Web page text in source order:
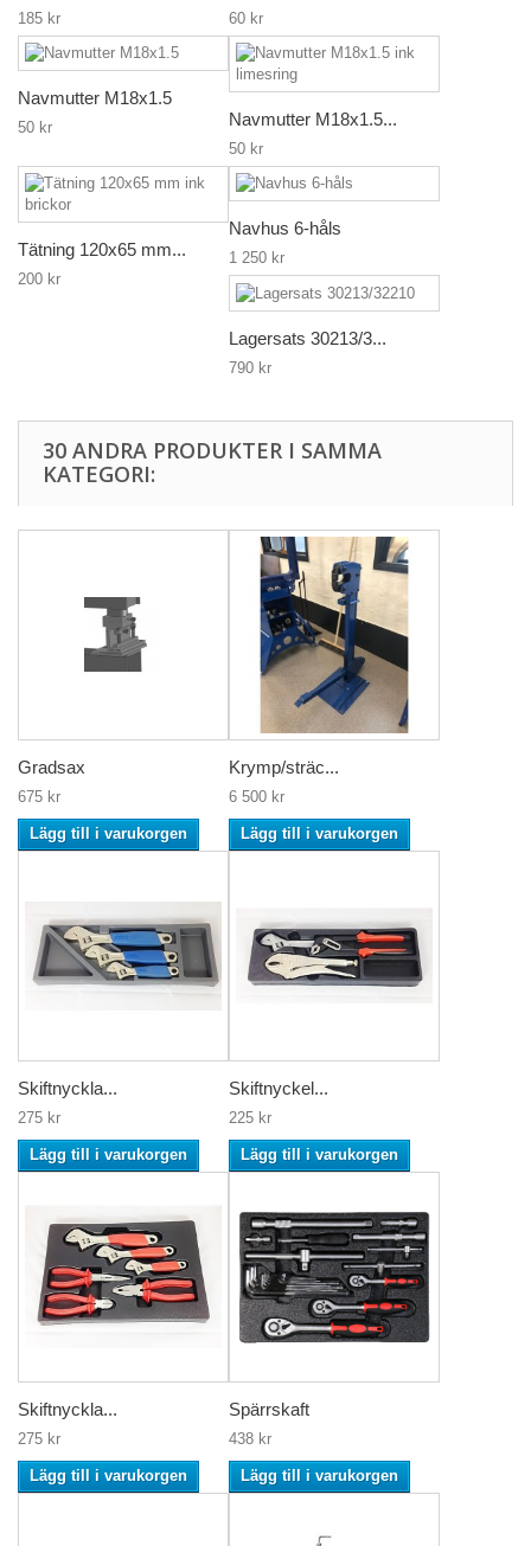
185 kr 60 kr
Navmutter M18x1.5
50 kr Navmutter M18x1.5...
50 kr
Tätning 120x65 mm...
200 kr
Navhus 6-håls
1 250 kr
Lagersats 30213/3...
790 kr
30 ANDRA PRODUKTER I SAMMA
KATEGORI:
Gradsax
675 kr
Lägg till i varukorgen
Krymp/sträc...
6 500 kr
Lägg till i varukorgen
Skiftnyckla...
275 kr
Lägg till i varukorgen
Skiftnyckel...
225 kr
Lägg till i varukorgen
Skiftnyckla...
275 kr
Lägg till i varukorgen
Spärrskaft
438 kr
Lägg till i varukorgen